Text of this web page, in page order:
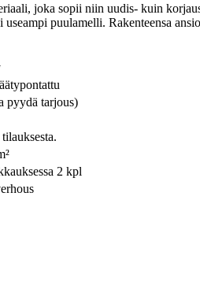
joka sopii niin uudis- kuin
puulamelli. Rakenteensa
pyydä tarjous)
2 kpl